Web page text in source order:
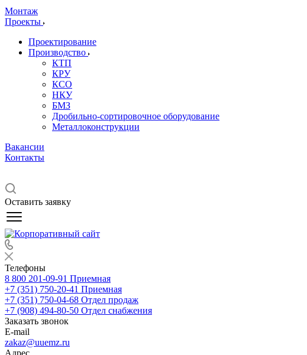
Монтаж
Проекты
Проектирование
Производство
КТП
КРУ
КСО
НКУ
БМЗ
Дробильно-сортировочное оборудование
Металлоконструкции
Вакансии
Контакты
Оставить заявку
Телефоны
8 800 201-09-91 Приемная
+7 (351) 750-20-41 Приемная
+7 (351) 750-04-68 Отдел продаж
+7 (908) 494-80-50 Отдел снабжения
Заказать звонок
E-mail
zakaz@uuemz.ru
Адрес